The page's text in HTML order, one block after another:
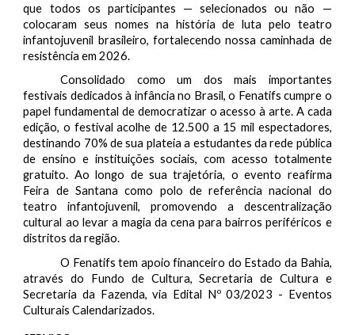
que todos os participantes — selecionados ou não —
colocaram seus nomes na história de luta pelo teatro
infantojuvenil brasileiro, fortalecendo nossa caminhada de
resistência em 2026.
Consolidado como um dos mais importantes
festivais dedicados à infância no Brasil, o Fenatifs cumpre o
papel fundamental de democratizar o acesso à arte. A cada
edição, o festival acolhe de 12.500 a 15 mil espectadores,
destinando 70% de sua plateia a estudantes da rede pública
de ensino e instituições sociais, com acesso totalmente
gratuito. Ao longo de sua trajetória, o evento reafirma
Feira de Santana como polo de referência nacional do
teatro infantojuvenil, promovendo a descentralização
cultural ao levar a magia da cena para bairros periféricos e
distritos da região.
O Fenatifs tem apoio financeiro do Estado da Bahia,
através do Fundo de Cultura, Secretaria de Cultura e
Secretaria da Fazenda, via Edital Nº 03/2023 - Eventos
Culturais Calendarizados.